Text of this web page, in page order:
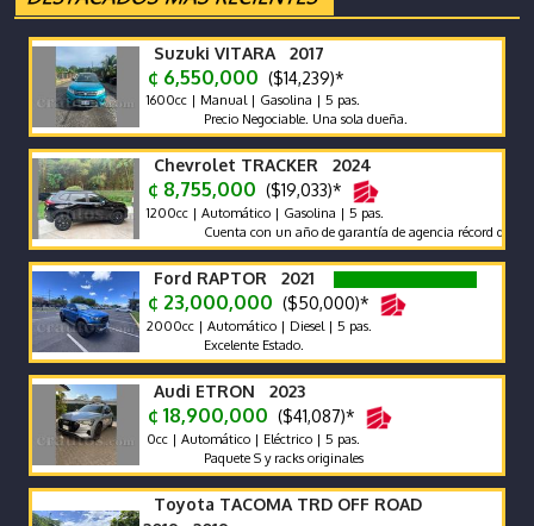
Suzuki VITARA 2017
¢ 6,550,000 ($14,239)*
1600cc | Manual | Gasolina | 5 pas.
Precio Negociable. Una sola dueña.
Chevrolet TRACKER 2024
¢ 8,755,000 ($19,033)*
1200cc | Automático | Gasolina | 5 pas.
Cuenta con un año de garantía de agencia récord de agencia
Ford RAPTOR 2021
¢ 23,000,000 ($50,000)*
2000cc | Automático | Diesel | 5 pas.
Excelente Estado.
Audi ETRON 2023
¢ 18,900,000 ($41,087)*
0cc | Automático | Eléctrico | 5 pas.
Paquete S y racks originales
Toyota TACOMA TRD OFF ROAD